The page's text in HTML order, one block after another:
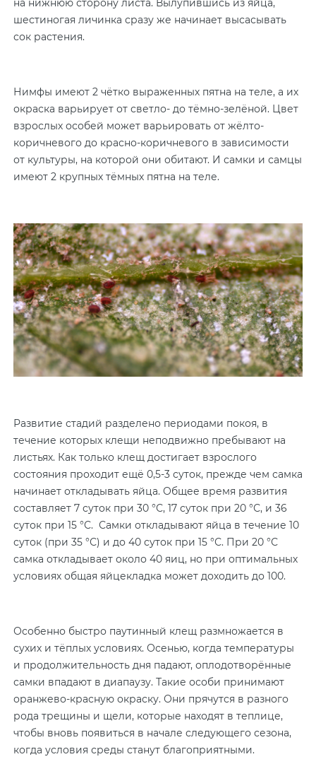
на нижнюю сторону листа. Вылупившись из яйца,
шестиногая личинка сразу же начинает высасывать
сок растения.
Нимфы имеют 2 чётко выраженных пятна на теле, а их
окраска варьирует от светло- до тёмно-зелёной. Цвет
взрослых особей может варьировать от жёлто-
коричневого до красно-коричневого в зависимости
от культуры, на которой они обитают. И самки и самцы
имеют 2 крупных тёмных пятна на теле.
Развитие стадий разделено периодами покоя, в
течение которых клещи неподвижно пребывают на
листьях. Как только клещ достигает взрослого
состояния проходит ещё 0,5-3 суток, прежде чем самка
начинает откладывать яйца. Общее время развития
составляет 7 суток при 30 °С, 17 суток при 20 °С, и 36
суток при 15 °С. Самки откладывают яйца в течение 10
суток (при 35 °С) и до 40 суток при 15 °С. При 20 °С
самка откладывает около 40 яиц, но при оптимальных
условиях общая яйцекладка может доходить до 100.
Особенно быстро паутинный клещ размножается в
сухих и тёплых условиях. Осенью, когда температуры
и продолжительность дня падают, оплодотворённые
самки впадают в диапаузу. Такие особи принимают
оранжево-красную окраску. Они прячутся в разного
рода трещины и щели, которые находят в теплице,
чтобы вновь появиться в начале следующего сезона,
когда условия среды станут благоприятными.